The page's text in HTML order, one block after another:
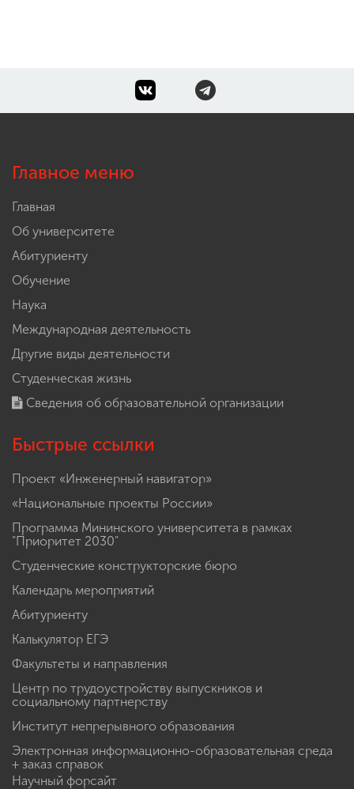
Главное меню
Главная
Об университете
Абитуриенту
Обучение
Наука
Международная деятельность
Другие виды деятельности
Студенческая жизнь
Сведения об образовательной организации
Быстрые ссылки
Проект «Инженерный навигатор»
«Национальные проекты России»
Программа Мининского университета в рамках
"Приоритет 2030"
Студенческие конструкторские бюро
Календарь мероприятий
Абитуриенту
Калькулятор ЕГЭ
Факультеты и направления
Центр по трудоустройству выпускников и
социальному партнерству
Институт непрерывного образования
Электронная информационно-образовательная среда
+ заказ справок
Научный форсайт